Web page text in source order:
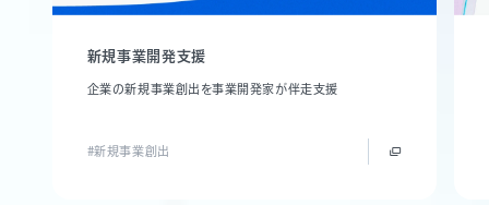
新規事業開発支援
企業の新規事業創出を事業開発家が伴走支援
#新規事業創出